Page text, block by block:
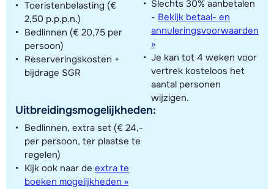
Toeristenbelasting (€
2,50 p.p.p.n.)
Bedlinnen (€ 20,75 per
persoon)
Reserveringskosten +
bijdrage SGR
Uitbreidingsmogelijkheden:
Bedlinnen, extra set (€ 24,-
per persoon, ter plaatse te
regelen)
Kijk ook naar de extra te
boeken mogelijkheden »
Slechts 30% aanbetalen
- Bekijk betaal- en
annuleringsvoorwaarden
»
Je kan tot 4 weken voor
vertrek kosteloos het
aantal personen
wijzigen.